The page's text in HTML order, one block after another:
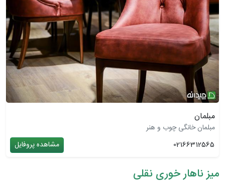
مبلمان
مبلمان خانگی چوب و هنر
02166312565
مشاهده پروفایل
میز ناهار خوری نقلی